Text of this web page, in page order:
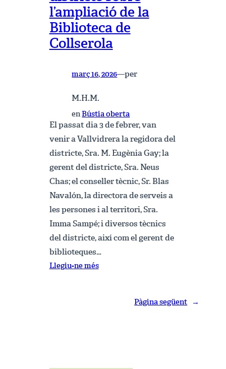
l’ampliació de la
Biblioteca de
Collserola
març 16, 2026—per
M.H.M.
enBústia oberta
El passat dia 3 de febrer, van
venir a Vallvidrera la regidora del
districte, Sra. M. Eugènia Gay; la
gerent del districte, Sra. Neus
Chas; el conseller tècnic, Sr. Blas
Navalón, la directora de serveis a
les persones i al territori, Sra.
Imma Sampé; i diversos tècnics
del districte, així com el gerent de
biblioteques…
Llegiu-ne més:
Pàgina següent →